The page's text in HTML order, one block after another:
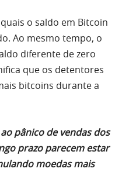
o saldo em Bitcoin
Ao mesmo tempo, o
diferente de zero
que os detentores
bitcoins durante a
pânico de vendas dos
prazo parecem estar
moedas mais